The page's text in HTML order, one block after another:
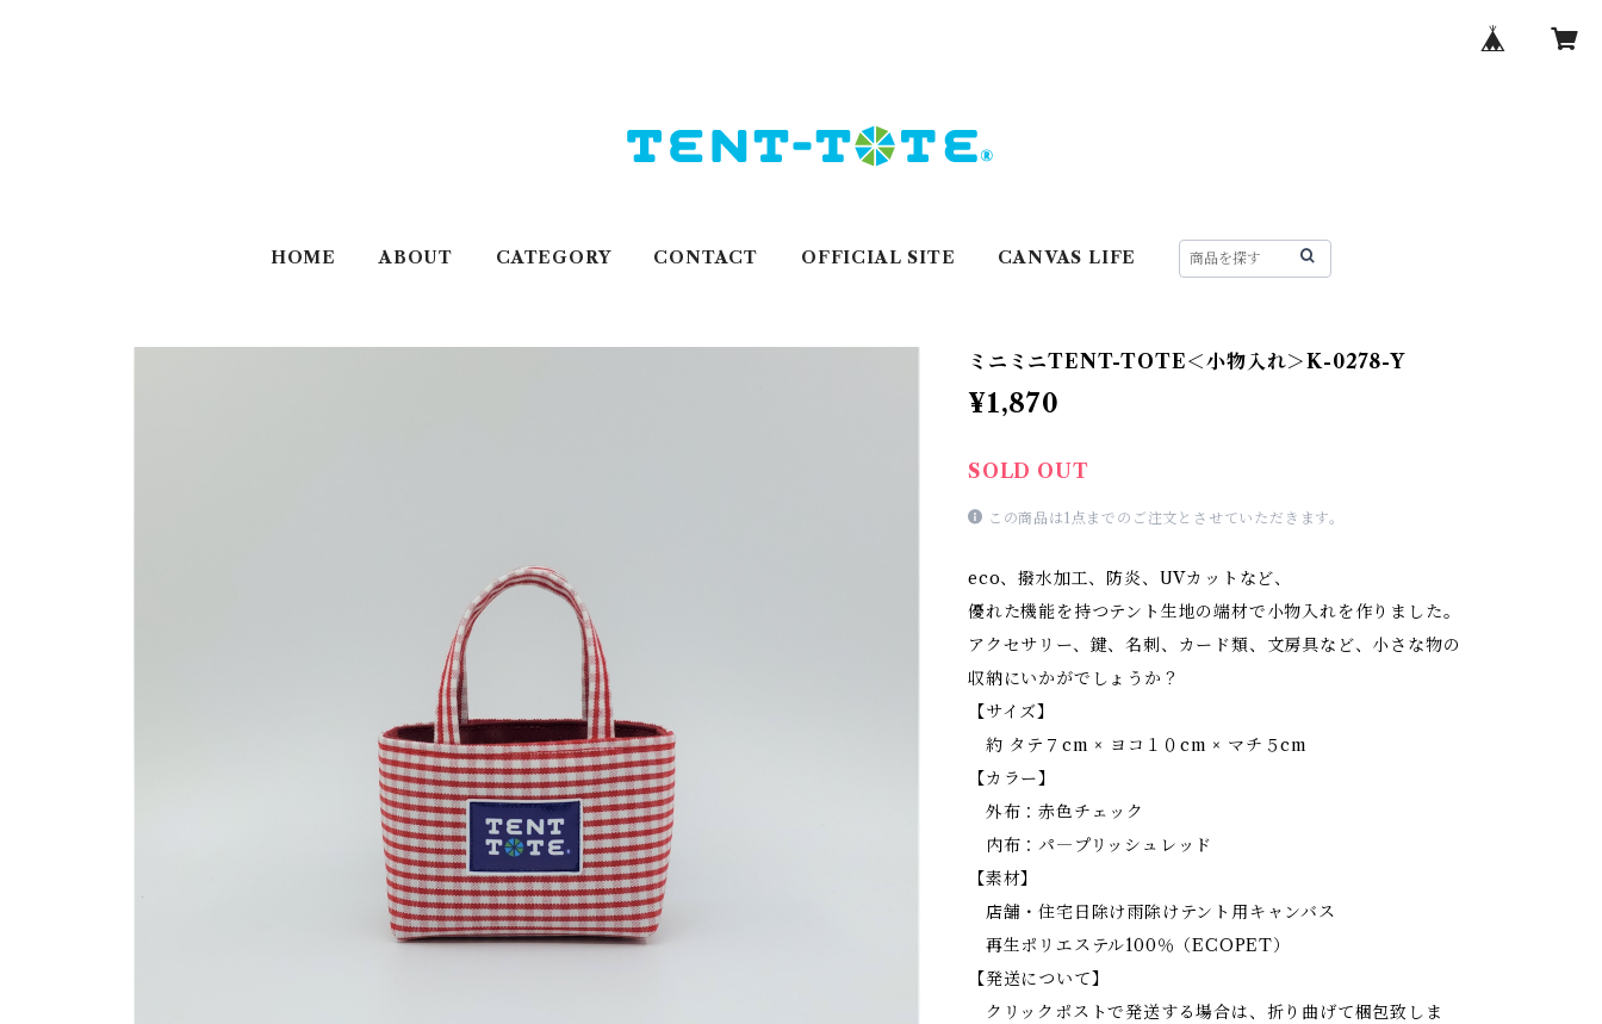
HOME ABOUT CATEGORY CONTACT OFFICIAL SITE CANVAS LIFE
ミニミニTENT-TOTE＜小物入れ＞K-0278-Y
¥1,870
SOLD OUT
この商品は1点までのご注文とさせていただきます。
eco、撥水加工、防炎、UVカットなど、
優れた機能を持つテント生地の端材で小物入れを作りました。
アクセサリー、鍵、名刺、カード類、文房具など、小さな物の
収納にいかがでしょうか？
【サイズ】
約 タテ７cm × ヨコ１０cm × マチ５cm
【カラー】
外布：赤色チェック
内布：パ―プリッシュレッド
【素材】
店舗・住宅日除け雨除けテント用キャンバス
再生ポリエステル100％（ECOPET）
【発送について】
クリックポストで発送する場合は、折り曲げて梱包致しま